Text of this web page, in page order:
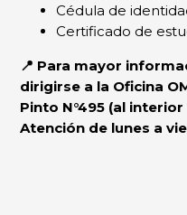
Cédula de
Certificado de
📍 Para mayor
dirigirse a la Oficina
Pinto N°495 (al
Atención de lunes a